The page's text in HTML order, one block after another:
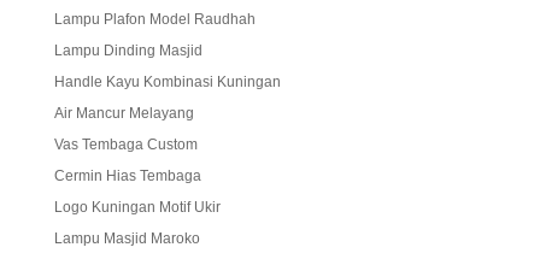
Lampu Plafon Model Raudhah
Lampu Dinding Masjid
Handle Kayu Kombinasi Kuningan
Air Mancur Melayang
Vas Tembaga Custom
Cermin Hias Tembaga
Logo Kuningan Motif Ukir
Lampu Masjid Maroko